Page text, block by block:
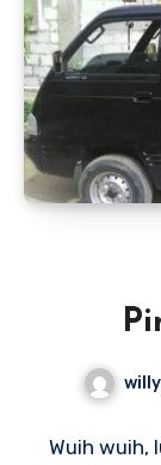
willy
Wuih wuih,